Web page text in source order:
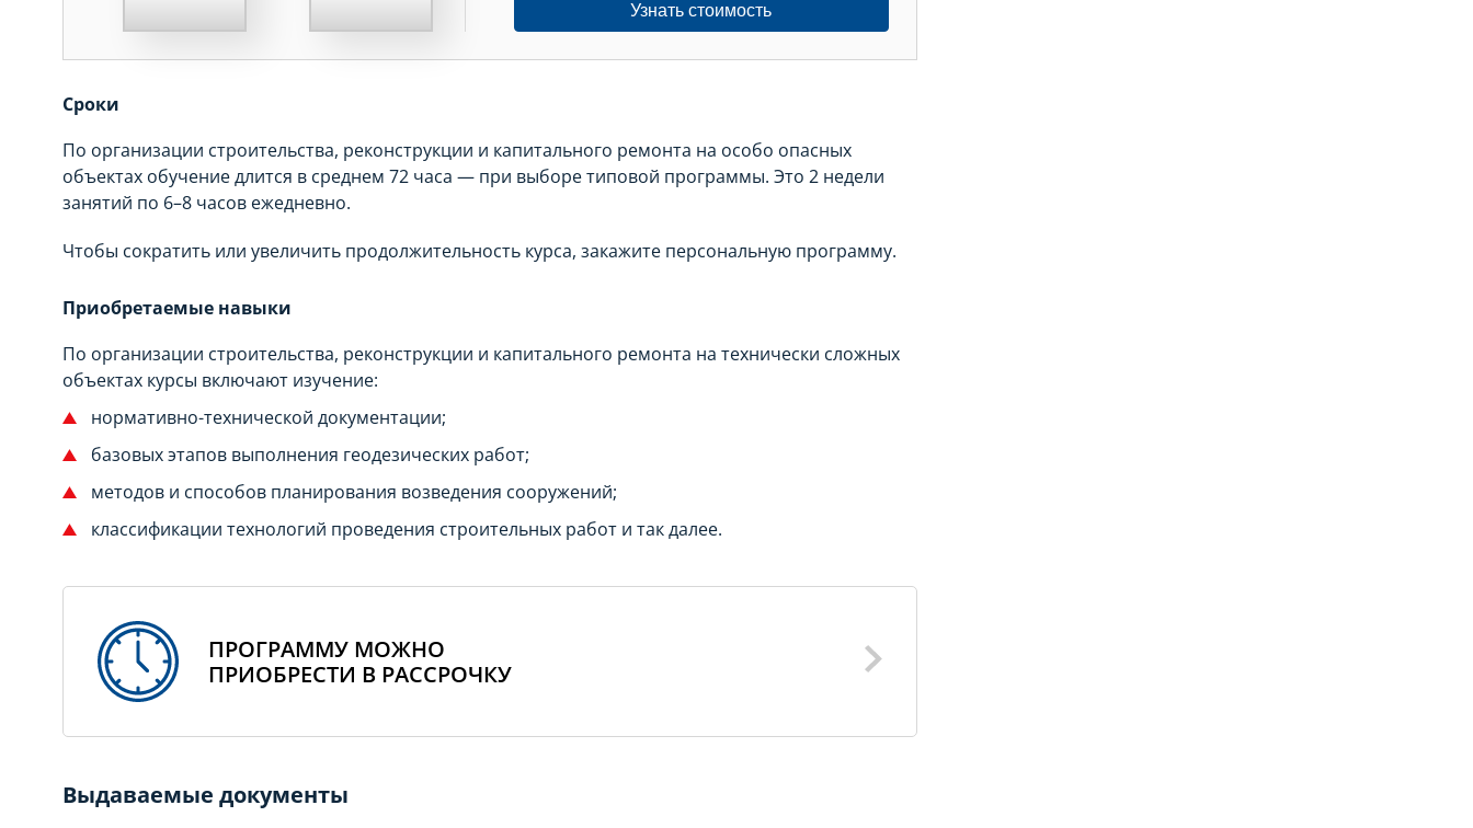
МЕСЯЦЕВ
МЕСЯЦЕВ
Узнать стоимость
Сроки
По организации строительства, реконструкции и капитального ремонта на особо опасных
объектах обучение длится в среднем 72 часа — при выборе типовой программы. Это 2 недели
занятий по 6–8 часов ежедневно.
Чтобы сократить или увеличить продолжительность курса, закажите персональную программу.
Приобретаемые навыки
По организации строительства, реконструкции и капитального ремонта на технически сложных
объектах курсы включают изучение:
нормативно-технической документации;
базовых этапов выполнения геодезических работ;
методов и способов планирования возведения сооружений;
классификации технологий проведения строительных работ и так далее.
ПРОГРАММУ МОЖНО
ПРИОБРЕСТИ В РАССРОЧКУ
Выдаваемые документы